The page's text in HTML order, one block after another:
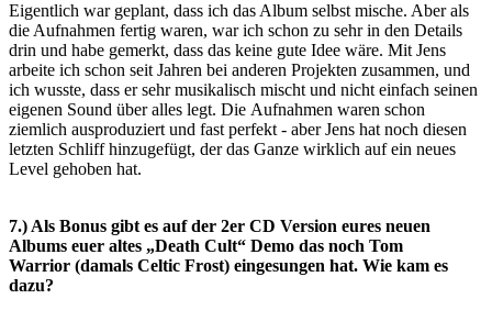
Eigentlich war geplant, dass ich das Album selbst mische. Aber als
die Aufnahmen fertig waren, war ich schon zu sehr in den Details
drin und habe gemerkt, dass das keine gute Idee wäre. Mit Jens
arbeite ich schon seit Jahren bei anderen Projekten zusammen, und
ich wusste, dass er sehr musikalisch mischt und nicht einfach seinen
eigenen Sound über alles legt. Die Aufnahmen waren schon
ziemlich ausproduziert und fast perfekt - aber Jens hat noch diesen
letzten Schliff hinzugefügt, der das Ganze wirklich auf ein neues
Level gehoben hat.
7.) Als Bonus gibt es auf der 2er CD Version eures neuen
Albums euer altes „Death Cult“ Demo das noch Tom
Warrior (damals Celtic Frost) eingesungen hat. Wie kam es
dazu?